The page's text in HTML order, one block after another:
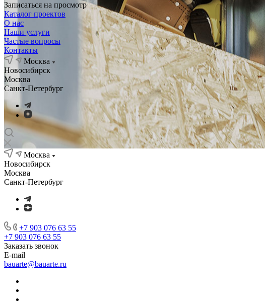
Записаться на просмотр
Каталог проектов
О нас
Наши услуги
Частые вопросы
Контакты
Москва
Новосибирск
Москва
Санкт-Петербург
Москва
Новосибирск
Москва
Санкт-Петербург
+7 903 076 63 55
+7 903 076 63 55
Заказать звонок
E-mail
bauarte@bauarte.ru